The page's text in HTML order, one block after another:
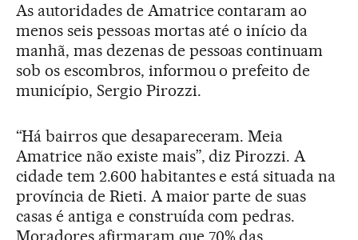
As autoridades de Amatrice contaram ao
menos seis pessoas mortas até o início da
manhã, mas dezenas de pessoas continuam
sob os escombros, informou o prefeito de
município, Sergio Pirozzi.
“Há bairros que desapareceram. Meia
Amatrice não existe mais”, diz Pirozzi. A
cidade tem 2.600 habitantes e está situada na
província de Rieti. A maior parte de suas
casas é antiga e construída com pedras.
Moradores afirmaram que 70% das